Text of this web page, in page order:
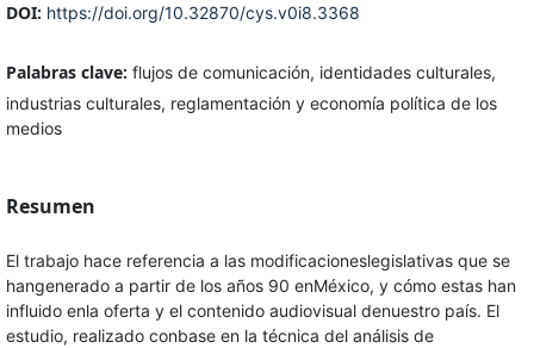
DOI: https://doi.org/10.32870/cys.v0i8.3368
Palabras clave: flujos de comunicación, identidades culturales,
industrias culturales, reglamentación y economía política de los
medios
Resumen
El trabajo hace referencia a las modificacioneslegislativas que se
hangenerado a partir de los años 90 enMéxico, y cómo estas han
influido enla oferta y el contenido audiovisual denuestro país. El
estudio, realizado conbase en la técnica del análisis de